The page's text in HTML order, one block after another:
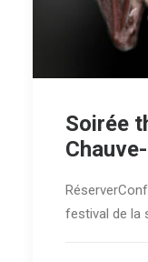
Soirée
festival de la